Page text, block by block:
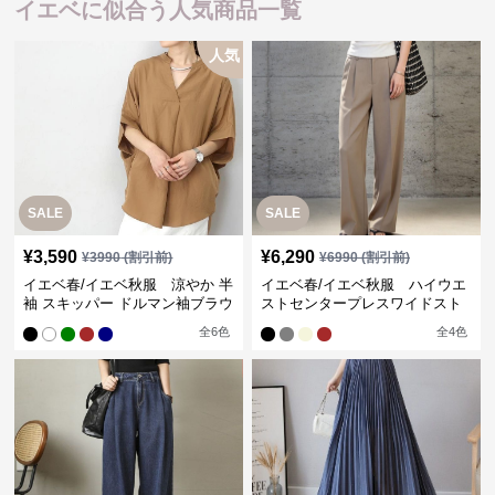
イエベに似合う人気商品一覧
SALE
人気
¥3,590 ¥3990(割引前)
イエベ春/イエベ秋服 涼やか 半
袖 スキッパー ドルマン袖ブラウ
全6色
SALE
¥6,290 ¥6990(割引前)
イエベ春/イエベ秋服 ハイウエ
ストセンタープレスワイドスト
全4色